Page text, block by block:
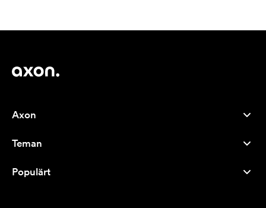
Axon
Om oss
Careers
Teman
Storsäljare
Populärt